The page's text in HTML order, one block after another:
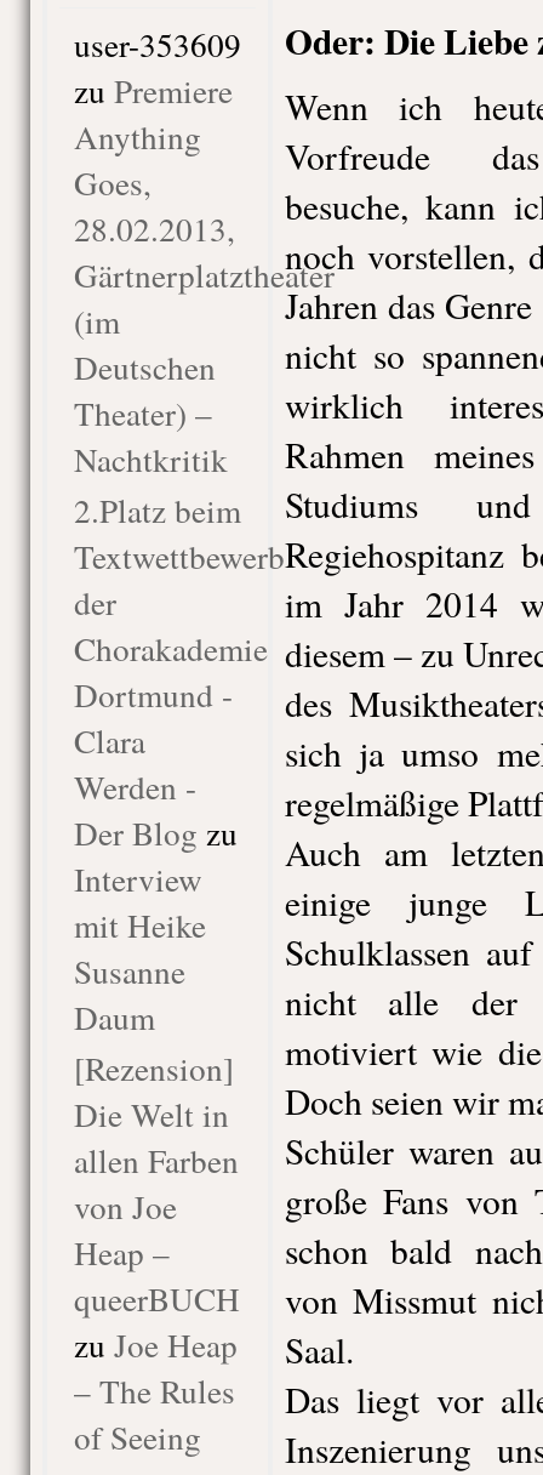
user-353609
zu Premiere
Anything
Goes,
28.02.2013,
Gärtnerplatztheater
(im
Deutschen
Theater) –
Nachtkritik
2.Platz beim
Textwettbewerb
der
Chorakademie
Dortmund -
Clara
Werden -
Der Blog zu
Interview
mit Heike
Susanne
Daum
[Rezension]
Die Welt in
allen Farben
von Joe
Heap –
queerBUCH
zu Joe Heap
– The Rules
of Seeing
Oder: Die Liebe
Wenn ich
Vorfreude
besuche, kann
noch vorstellen,
Jahren das
nicht so
wirklich
Rahmen
Studiums
Regiehospitanz
im Jahr 2014
diesem – zu
des
sich ja umso
regelmäßige
Auch am
einige junge
Schulklassen
nicht alle der
motiviert wie
Doch seien wir
Schüler waren
große Fans von
schon bald
von Missmut
Saal.
Das liegt vor
Inszenierung